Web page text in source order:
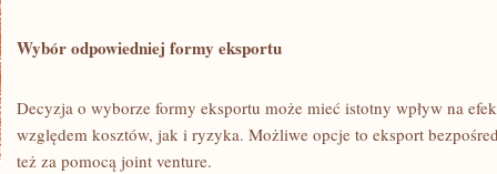
Wybór odpowiedniej formy ⁣eksportu
Decyzja o⁣ wyborze ‌formy eksportu może mieć istotny wpływ na
względem kosztów, jak⁣ i ryzyka. ​Możliwe ⁣opcje​ to eksport​
też za pomocą joint​ venture.